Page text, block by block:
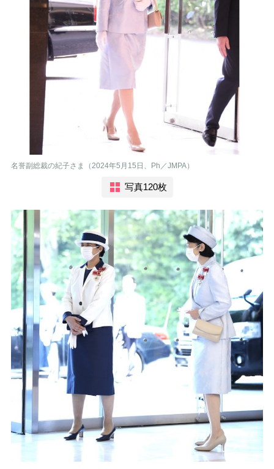
名誉副総裁の紀子さま（2024年5月15日、Ph／JMPA）
写真120枚